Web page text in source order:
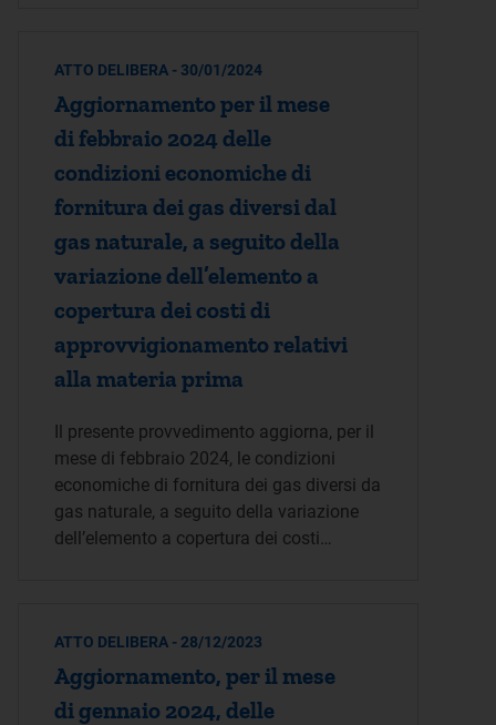
ATTO DELIBERA - 30/01/2024
Aggiornamento per il mese
di febbraio 2024 delle
condizioni economiche di
fornitura dei gas diversi dal
gas naturale, a seguito della
variazione dell’elemento a
copertura dei costi di
approvvigionamento relativi
alla materia prima
Il presente provvedimento aggiorna, per il
mese di febbraio 2024, le condizioni
economiche di fornitura dei gas diversi da
gas naturale, a seguito della variazione
dell’elemento a copertura dei costi…
ATTO DELIBERA - 28/12/2023
Aggiornamento, per il mese
di gennaio 2024, delle